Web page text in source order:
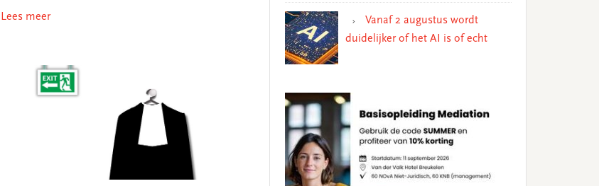
Lees meer
Vanaf 2 augustus wordt
duidelijker of het AI is of echt